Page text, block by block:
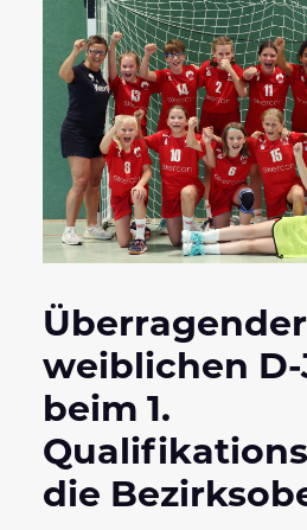
weiblichen
beim 1.
die